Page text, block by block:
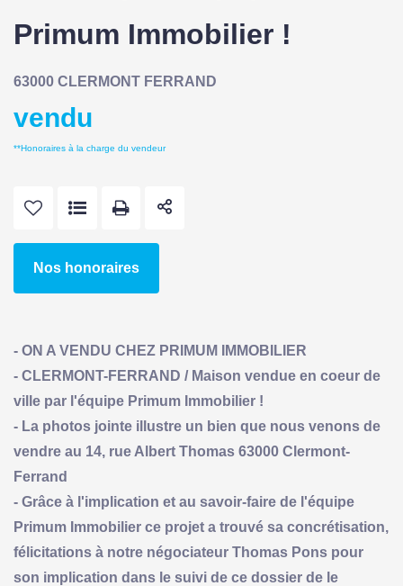
Primum Immobilier !
63000 CLERMONT FERRAND
vendu
**Honoraires à la charge du vendeur
Nos honoraires
- ON A VENDU CHEZ PRIMUM IMMOBILIER
- CLERMONT-FERRAND / Maison vendue en coeur de
ville par l'équipe Primum Immobilier !
- La photos jointe illustre un bien que nous venons de
vendre au 14, rue Albert Thomas 63000 Clermont-
Ferrand
- Grâce à l'implication et au savoir-faire de l'équipe
Primum Immobilier ce projet a trouvé sa concrétisation,
félicitations à notre négociateur Thomas Pons pour
son implication dans le suivi de ce dossier de le